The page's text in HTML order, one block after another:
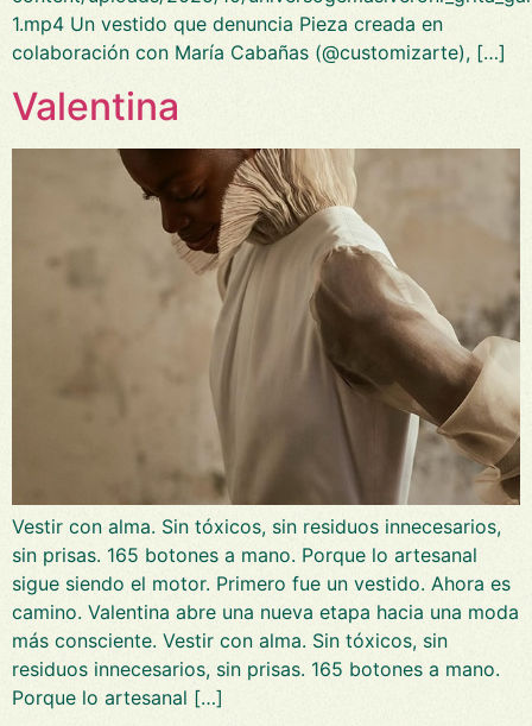
1.mp4 Un vestido que denuncia Pieza creada en
colaboración con María Cabañas (@customizarte), […]
Valentina
Vestir con alma. Sin tóxicos, sin residuos innecesarios,
sin prisas. 165 botones a mano. Porque lo artesanal
sigue siendo el motor. Primero fue un vestido. Ahora es
camino. Valentina abre una nueva etapa hacia una moda
más consciente. Vestir con alma. Sin tóxicos, sin
residuos innecesarios, sin prisas. 165 botones a mano.
Porque lo artesanal […]